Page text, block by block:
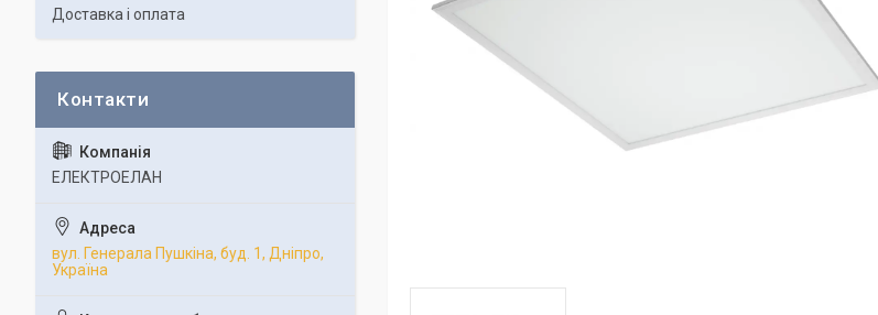
Доставка і оплата
ЕЛЕКТРОЕЛАН
вул. Генерала Пушкіна, буд. 1, Дніпро,
Україна